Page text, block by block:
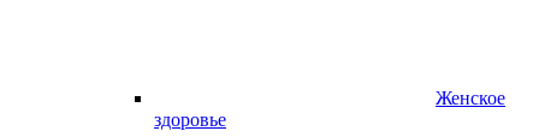
Женское
здоровье